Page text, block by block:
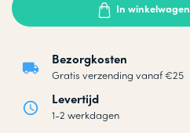
Bezorgkosten
Gratis verzending vanaf €25
Levertijd
1-2 werkdagen
In winkelwagen